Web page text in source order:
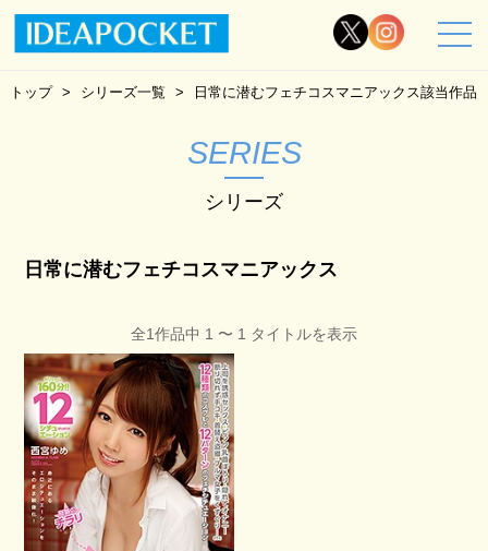
トップ シリーズ一覧 日常に潜むフェチコスマニアックス該当作品
SERIES
シリーズ
日常に潜むフェチコスマニアックス
全1作品中 1 〜 1 タイトルを表示